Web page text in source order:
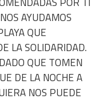
AYUDAMOS
QUE
LA SOLIDARIDAD.
QUE TOMEN
DE LA NOCHE A
NOS PUEDE